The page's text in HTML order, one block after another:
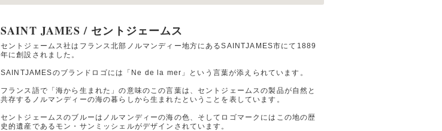
SAINT JAMES / セントジェームス
セントジェームス社はフランス北部ノルマンディー地方にあるSAINTJAMES市にて1889
年に創設されました。
SAINTJAMESのブランドロゴには「Ne de la mer」という言葉が添えられています。
フランス語で「海から生まれた」の意味のこの言葉は、セントジェームスの製品が自然と
共存するノルマンディーの海の暮らしから生まれたということを表しています。
セントジェームスのブルーはノルマンディーの海の色、そしてロゴマークにはこの地の歴
史的遺産であるモン・サンミッシェルがデザインされています。